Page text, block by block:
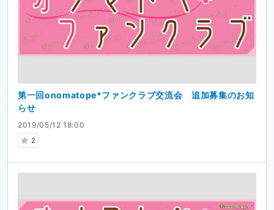
2019/05/12 18:00
2
第一回onomatope*ファンクラブ交流会 追加募集のお知
らせ